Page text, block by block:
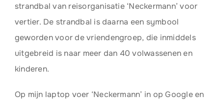
strandbal van reisorganisatie ‘Neckermann’ voor
vertier. De strandbal is daarna een symbool
geworden voor de vriendengroep, die inmiddels
uitgebreid is naar meer dan 40 volwassenen en
kinderen.
Op mijn laptop voer ‘Neckermann’ in op Google en